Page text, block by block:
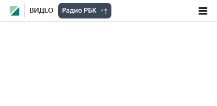
ВИДЕО